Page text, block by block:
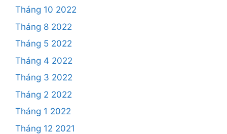
Tháng 10 2022
Tháng 8 2022
Tháng 5 2022
Tháng 4 2022
Tháng 3 2022
Tháng 2 2022
Tháng 1 2022
Tháng 12 2021